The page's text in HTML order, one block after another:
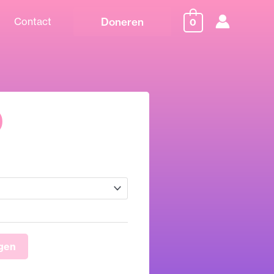
Contact Doneren 0
Prijsklasse:
€ 7,50